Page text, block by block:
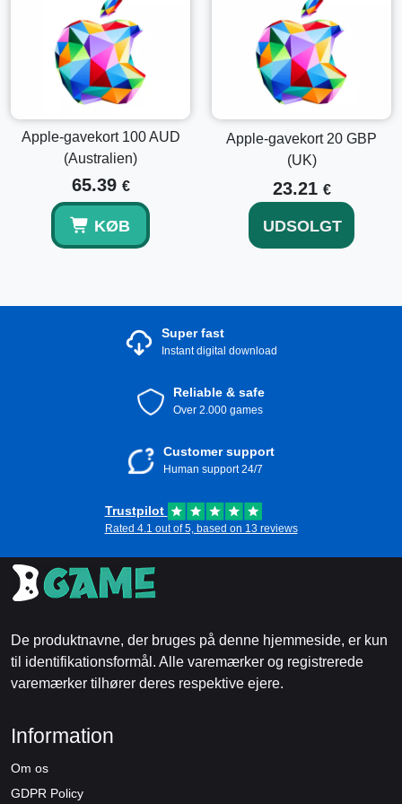
Apple-gavekort 100 AUD
(Australien)
65.39 €
KØB
Apple-gavekort 20 GBP
(UK)
23.21 €
UDSOLGT
Super fast
Instant digital download
Reliable & safe
Over 2.000 games
Customer support
Human support 24/7
Trustpilot
Rated 4.1 out of 5, based on 13 reviews
De produktnavne, der bruges på denne hjemmeside, er kun
til identifikationsformål. Alle varemærker og registrerede
varemærker tilhører deres respektive ejere.
Information
Om os
GDPR Policy